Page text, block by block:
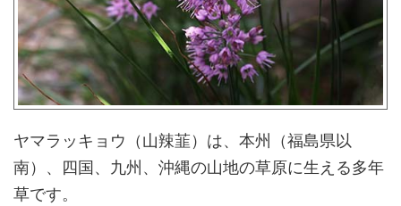
ヤマラッキョウ（山辣韮）は、本州（福島県以
南）、四国、九州、沖縄の山地の草原に生える多年
草です。